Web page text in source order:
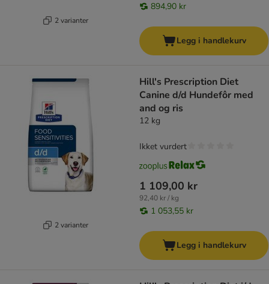
2 varianter
894,90 kr
Legg i handlekurv
2 varianter
Hill's Prescription Diet
Canine d/d Hundefôr med
and og ris
12 kg
1 109,00 kr
92,40 kr / kg
1 053,55 kr
Ikket vurdert
Legg i handlekurv